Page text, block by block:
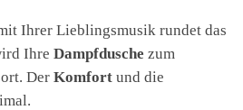
Ihrer Lieblingsmusik rundet das
Ihre Dampfdusche zum
Der Komfort und die